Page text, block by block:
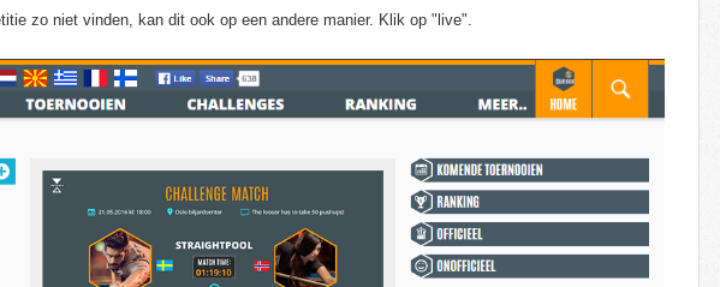
zo niet vinden, kan dit ook op een andere manier. Klik op "live".